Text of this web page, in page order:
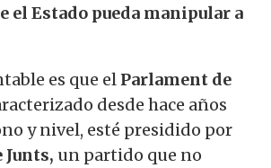
el Estado pueda manipular a
es que el Parlament de
desde hace años
y nivel, esté presidido por
Junts, un partido que no